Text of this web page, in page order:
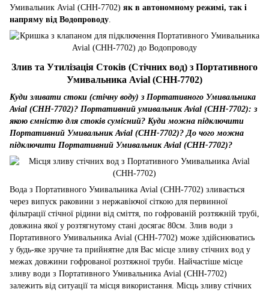
Умивальник Avial (CHH-7702) як в автономному режимі, так і
напряму від Водопроводу.
Злив та Утилізація Стоків (Стічних вод) з Портативного
Умивальника Avial (CHH-7702)
Куди зливати стоки (стічну воду) з Портативного Умивальника
Avial (CHH-7702)? Портативний умивальник Avial (CHH-7702): з
якою ємністю для стоків сумісний? Куди можна підключити
Портативний Умивальник Avial (CHH-7702)? До чого можна
підключити Портативний Умивальник Avial (CHH-7702)?
Вода з Портативного Умивальника Avial (CHH-7702) зливається
через випуск раковини з нержавіючої сіткою для первинної
фільтрації стічної рідини від сміття, по гофрованій розтяжній трубі,
довжина якої у розтягнутому стані досягає 80см. Злив води з
Портативного Умивальника Avial (CHH-7702) може здійснюватись
у будь-яке зручне та прийнятне для Вас місце зливу стічних вод у
межах довжини гофрованої розтяжної труби. Найчастіше місце
зливу води з Портативного Умивальника Avial (CHH-7702)
залежить від ситуації та місця використання. Місць зливу стічних